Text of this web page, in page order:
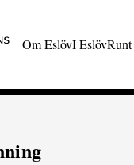
Om EslövI Eslöv